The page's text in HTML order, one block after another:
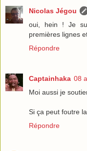
Nicolas Jégou
oui, hein ! Je
premières lignes
Répondre
Captainhaka 08
Moi aussi je
Si ça peut foutre
Répondre